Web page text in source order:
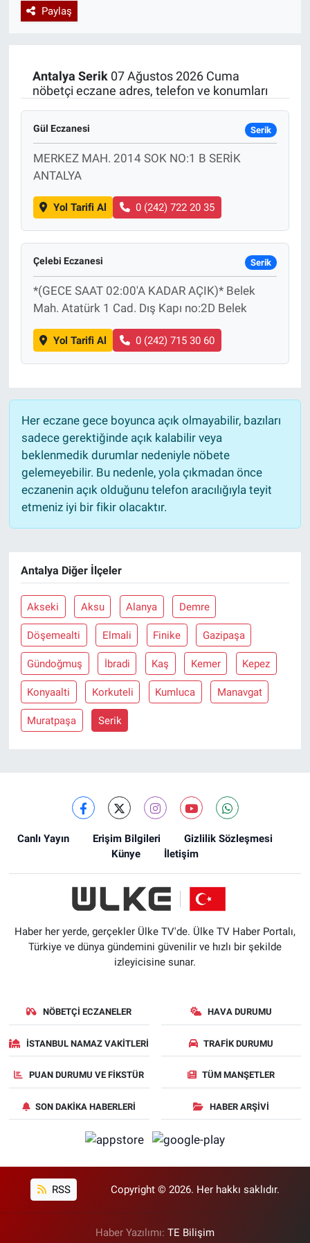
Paylaş
Antalya Serik07 Ağustos 2026 Cuma
nöbetçi eczane adres, telefon ve konumları
Gül Eczanesi Serik
MERKEZ MAH. 2014 SOK NO:1 B SERİK
ANTALYA
Yol Tarifi Al 0 (242) 722 20 35
Çelebi Eczanesi Serik
*(GECE SAAT 02:00'A KADAR AÇIK)* Belek
Mah. Atatürk 1 Cad. Dış Kapı no:2D Belek
Yol Tarifi Al 0 (242) 715 30 60
Her eczane gece boyunca açık olmayabilir, bazıları
sadece gerektiğinde açık kalabilir veya
beklenmedik durumlar nedeniyle nöbete
gelemeyebilir. Bu nedenle, yola çıkmadan önce
eczanenin açık olduğunu telefon aracılığıyla teyit
etmeniz iyi bir fikir olacaktır.
Antalya Diğer İlçeler
Akseki Aksu Alanya Demre
Döşemealti Elmali Finike Gazipaşa
Gündoğmuş İbradi Kaş Kemer Kepez
Konyaalti Korkuteli Kumluca Manavgat
Muratpaşa Serik
Canlı Yayın Erişim Bilgileri
Gizlilik Sözleşmesi
Künye
İletişim
Haber her yerde, gerçekler Ülke TV'de. Ülke TV Haber Portalı,
Türkiye ve dünya gündemini güvenilir ve hızlı bir şekilde
izleyicisine sunar.
NÖBETÇI ECZANELER HAVA DURUMU
İSTANBUL NAMAZ VAKITLERI TRAFIK DURUMU
PUAN DURUMU VE FIKSTÜR TÜM MANŞETLER
SON DAKIKA HABERLERI HABER ARŞIVI
RSS Copyright © 2026. Her hakkı saklıdır.
Haber Yazılımı: TE Bilişim
Özel Haberler
Dünya
Özel Haberler
Kadın
Erişim Bilgileri
Sağlık
Ramazan
Haber Arşivi